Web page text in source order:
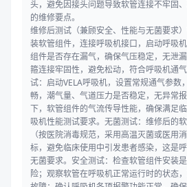
头，避免因接头问题导致软管连接不牢固
的维修要点。
维修后测试（兼顾安全、性能与无菌要求
装软管组件，连接呼吸机接口，启动呼吸
组件是否存在漏气，确保气压稳定，无泄
箍连接牢固性，避免松动，符合呼吸机通
试：启动VELA呼吸机，设置常规通气参数
畅，潮气量、气道压力是否稳定，无异常
下，软管组件的气流传导性能，确保满足
吸机性能测试要求。无菌测试：维修后的
（按医院消毒规范，采用高温灭菌或医用
标，避免临床使用中引发患者感染，这是
无菌要求。安全测试：检查软管组件安装
险；观察软管在呼吸机正常运行时的状态